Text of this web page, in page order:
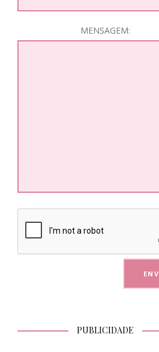
MENSAGEM:
PUBLICIDADE